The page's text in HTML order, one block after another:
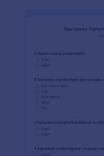
bulunmakta. Bu
için Görüntü aracını
fotoğrafları kendi